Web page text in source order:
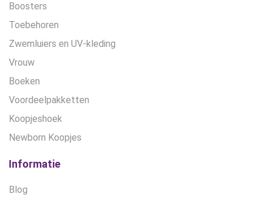
Boosters
Toebehoren
Zwemluiers en UV-kleding
Vrouw
Boeken
Voordeelpakketten
Koopjeshoek
Newborn Koopjes
Informatie
Blog